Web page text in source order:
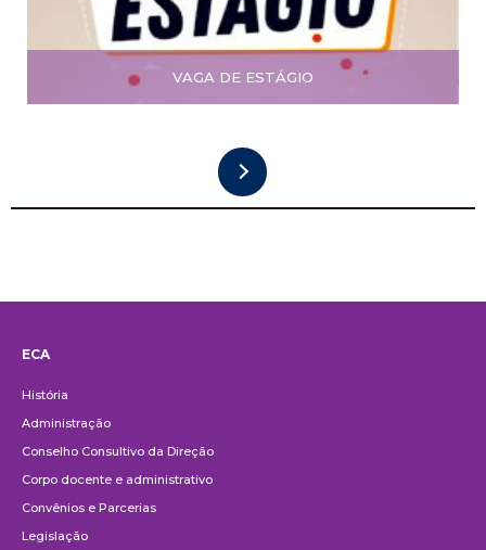
VAGA DE ESTÁGIO
ECA
História
Administração
Conselho Consultivo da Direção
Corpo docente e administrativo
Convênios e Parcerias
Legislação